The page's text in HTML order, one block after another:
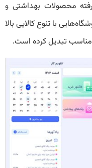
محصولات بهداشتی و
با تنوع کالایی بالا
مناسب تبدیل کرده است.